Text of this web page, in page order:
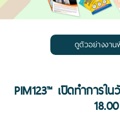
ดูตัวอย่างงา
PIM123™ เปิดทำการ